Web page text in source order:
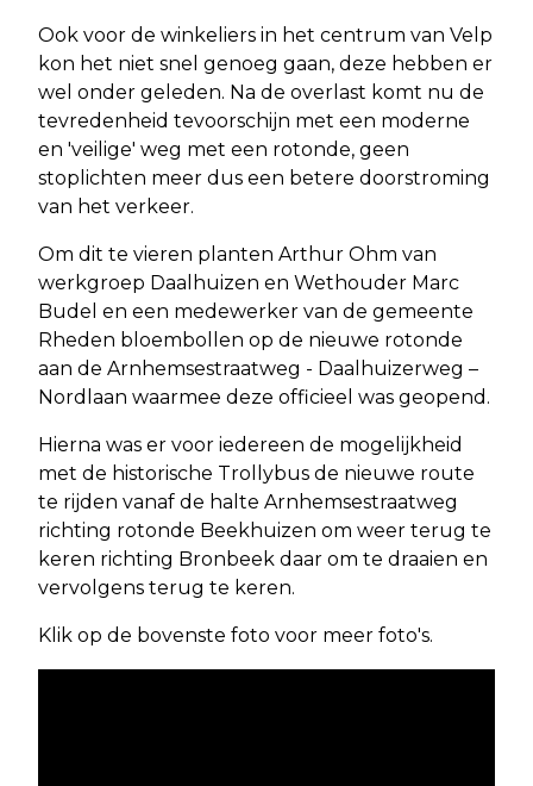
Ook voor de winkeliers in het centrum van Velp
kon het niet snel genoeg gaan, deze hebben er
wel onder geleden. Na de overlast komt nu de
tevredenheid tevoorschijn met een moderne
en 'veilige' weg met een rotonde, geen
stoplichten meer dus een betere doorstroming
van het verkeer.
Om dit te vieren planten Arthur Ohm van
werkgroep Daalhuizen en Wethouder Marc
Budel en een medewerker van de gemeente
Rheden bloembollen op de nieuwe rotonde
aan de Arnhemsestraatweg - Daalhuizerweg –
Nordlaan waarmee deze officieel was geopend.
Hierna was er voor iedereen de mogelijkheid
met de historische Trollybus de nieuwe route
te rijden vanaf de halte Arnhemsestraatweg
richting rotonde Beekhuizen om weer terug te
keren richting Bronbeek daar om te draaien en
vervolgens terug te keren.
Klik op de bovenste foto voor meer foto's.